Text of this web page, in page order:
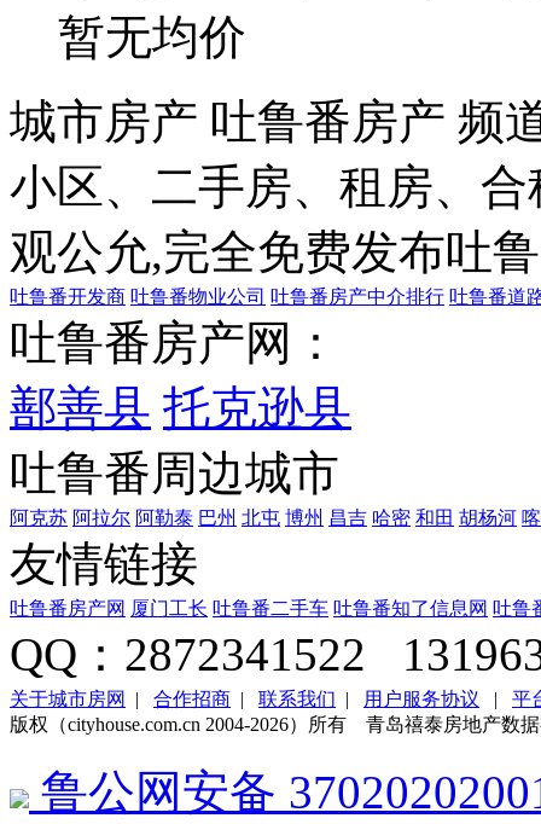
暂无均价
城市房产 吐鲁番房产 频
小区、二手房、租房、
观公允,完全免费发布吐
吐鲁番开发商 吐鲁番物业公司 吐鲁番房产中介排行 吐鲁番道
吐鲁番房产网：
鄯善县 托克逊县
吐鲁番周边城市
阿克苏 阿拉尔 阿勒泰 巴州 北屯 博州 昌吉 哈密 和田 胡杨河
友情链接
吐鲁番房产网 厦门工长 吐鲁番二手车 吐鲁番知了信息网 吐鲁
QQ：2872341522
关于城市房网 | 合作招商 | 联系我们 | 用户服务协议 | 平
版权（cityhouse.com.cn 2004-2026）所有 青岛禧泰房地产
鲁公网安备